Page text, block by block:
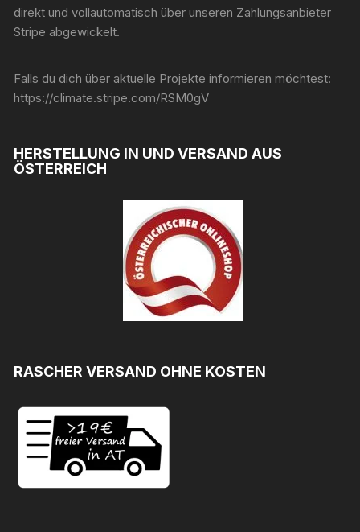
direkt und vollautomatisch über unseren Zahlungsanbieter
Stripe abgewickelt.
Falls du dich über aktuelle Projekte informieren möchtest:
https://climate.stripe.com/RSM0gV
HERSTELLUNG IN UND VERSAND AUS
ÖSTERREICH
RASCHER VERSAND OHNE KOSTEN